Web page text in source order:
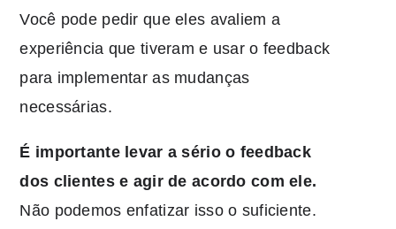
Você pode pedir que eles avaliem a
experiência que tiveram e usar o feedback
para implementar as mudanças
necessárias.
É importante levar a sério o feedback
dos clientes e agir de acordo com ele.
Não podemos enfatizar isso o suficiente.